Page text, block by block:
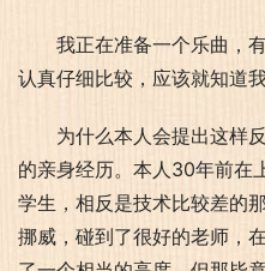
我正在准备一个乐曲，
认真仔细比较，应该就知道
为什么本人会提出这样
的亲身经历。本人30年前在
学生，相反是技术比较差的
挪威，碰到了很好的老师，